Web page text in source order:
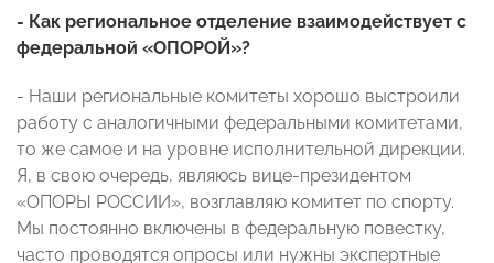
- Как региональное отделение взаимодействует с
федеральной «ОПОРОЙ»?
- Наши региональные комитеты хорошо выстроили
работу с аналогичными федеральными комитетами,
то же самое и на уровне исполнительной дирекции.
Я, в свою очередь, являюсь вице-президентом
«ОПОРЫ РОССИИ», возглавляю комитет по спорту.
Мы постоянно включены в федеральную повестку,
часто проводятся опросы или нужны экспертные